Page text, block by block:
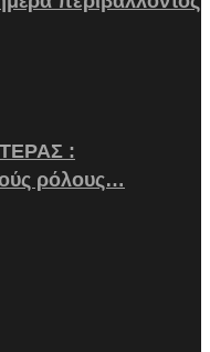
:
ρόλους…